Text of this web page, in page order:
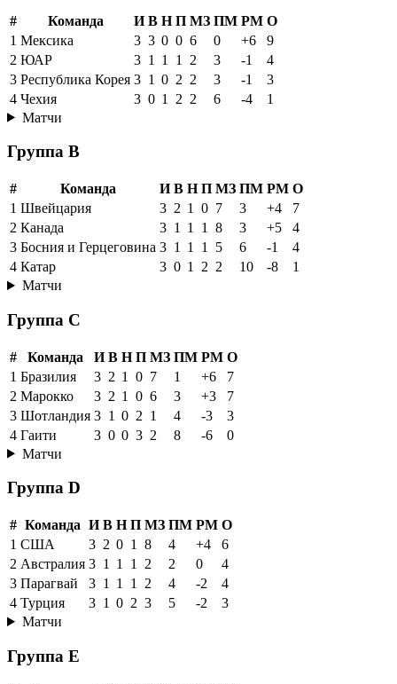
# Команда И В Н П МЗ ПМ РМ О
1 Мексика 3 3 0 0 6 0 +6
9
2 ЮАР 3 1 1 1 2 3 -1
4
3 Республика Корея 3 1 0 2 2 3 -1
3
4 Чехия 3 0 1 2 2 6 -4
1
Матчи
Группа B
# Команда И В Н П МЗ ПМ РМ О
1 Швейцария 3 2 1 0 7 3 +4
7
2 Канада 3 1 1 1 8 3 +5
4
3 Босния и Герцеговина 3 1 1 1 5 6 -1
4
4 Катар 3 0 1 2 2 10 -8
1
Матчи
Группа C
# Команда И В Н П МЗ ПМ РМ О
1 Бразилия 3 2 1 0 7 1 +6
7
2 Марокко 3 2 1 0 6 3 +3
7
3 Шотландия 3 1 0 2 1 4 -3
3
4 Гаити 3 0 0 3 2 8 -6
0
Матчи
Группа D
# Команда И В Н П МЗ ПМ РМ О
1 США 3 2 0 1 8 4 +4
6
2 Австралия 3 1 1 1 2 2 0
4
3 Парагвай 3 1 1 1 2 4 -2
4
4 Турция 3 1 0 2 3 5 -2
3
Матчи
Группа E